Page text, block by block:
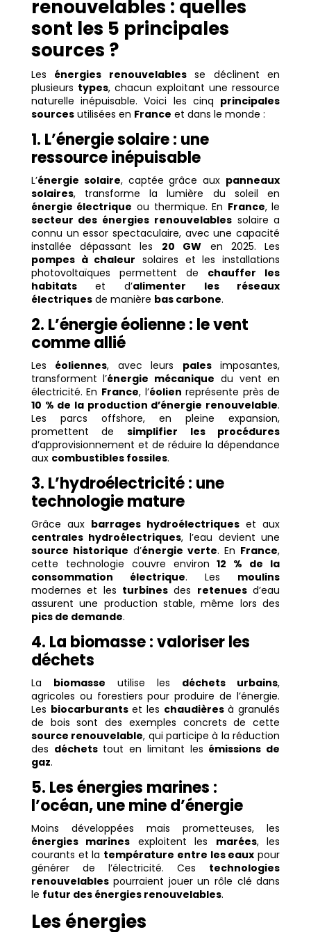
renouvelables : quelles
sont les 5 principales
sources ?
Les énergies renouvelablesse déclinent en
plusieurs types, chacun exploitant une ressource
naturelle inépuisable. Voici les cinq principales
sourcesutilisées en France et dans le monde :
1. L’énergie solaire : une
ressource inépuisable
L’énergie solaire, captée grâce aux panneaux
solaires, transforme la lumière du soleil en
énergie électrique ou thermique. En France, le
secteur des énergies renouvelablessolaire a
connu un essor spectaculaire, avec une capacité
installée dépassant les 20 GW en 2025. Les
pompes à chaleur solaires et les installations
photovoltaïques permettent de chauffer les
habitatset d’alimenter les réseaux
électriquesde manière bas carbone.
2. L’énergie éolienne : le vent
comme allié
Les éoliennes, avec leurs palesimposantes,
transforment l’énergie mécanique du vent en
électricité. En France, l’éolien représente près de
10 % de la production d’énergie renouvelable.
Les parcs offshore, en pleine expansion,
promettent de simplifier les procédures
d’approvisionnement et de réduire la dépendance
aux combustibles fossiles.
3. L’hydroélectricité : une
technologie mature
Grâce aux barrages hydroélectriques et aux
centrales hydroélectriques, l’eau devient une
source historique d’énergie verte. En France,
cette technologie couvre environ12 % de la
consommation électrique. Les moulins
modernes et les turbines des retenuesd’eau
assurent une production stable, même lors des
pics de demande.
4. La biomasse : valoriser les
déchets
La biomasse utilise les déchets urbains,
agricoles ou forestiers pour produire de l’énergie.
Les biocarburantset les chaudièresà granulés
de bois sont des exemples concrets de cette
source renouvelable, qui participe à la réduction
des déchetstout en limitant les émissions de
gaz.
5. Les énergies marines :
l’océan, une mine d’énergie
Moins développées mais prometteuses, les
énergies marines exploitent les marées, les
courants et la température entre les eaux pour
générer de l’électricité. Ces technologies
renouvelablespourraient jouer un rôle clé dans
le futur des énergies renouvelables.
Les énergies